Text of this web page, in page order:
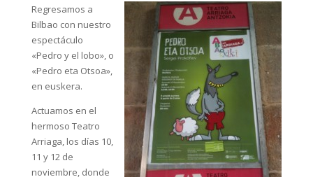
Regresamos a
Bilbao con nuestro
espectáculo
«Pedro y el lobo», o
«Pedro eta Otsoa»,
en euskera.
Actuamos en el
hermoso Teatro
Arriaga, los días 10,
11 y 12 de
noviembre, donde